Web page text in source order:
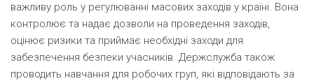
важливу роль у регулюванні масових заходів у країні. Вона
контролює та надає дозволи на проведення заходів,
оцінює ризики та приймає необхідні заходи для
забезпечення безпеки учасників. Держслужба також
проводить навчання для робочих груп, які відповідають за